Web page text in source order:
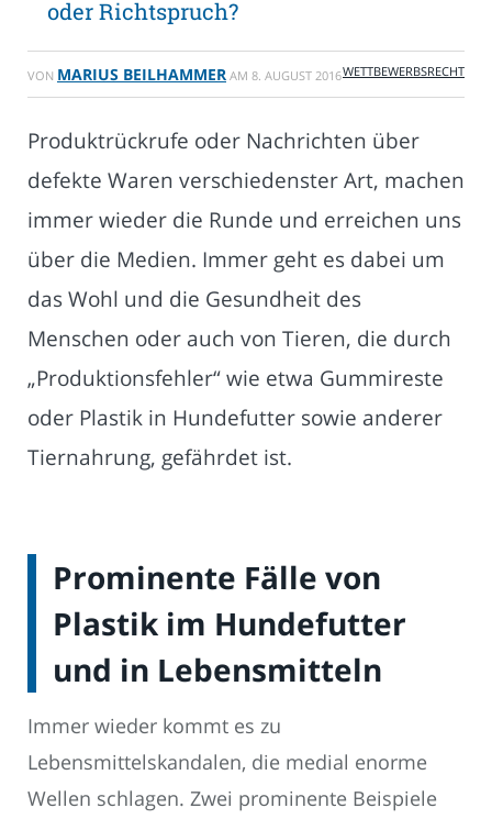
oder Richtspruch?
VON MARIUS BEILHAMMER AM 8. AUGUST 2016WETTBEWERBSRECHT
Produktrückrufe oder Nachrichten über
defekte Waren verschiedenster Art, machen
immer wieder die Runde und erreichen uns
über die Medien. Immer geht es dabei um
das Wohl und die Gesundheit des
Menschen oder auch von Tieren, die durch
„Produktionsfehler“ wie etwa Gummireste
oder Plastik in Hundefutter sowie anderer
Tiernahrung, gefährdet ist.
Prominente Fälle von
Plastik im Hundefutter
und in Lebensmitteln
Immer wieder kommt es zu
Lebensmittelskandalen, die medial enorme
Wellen schlagen. Zwei prominente Beispiele